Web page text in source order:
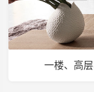
一楼、高